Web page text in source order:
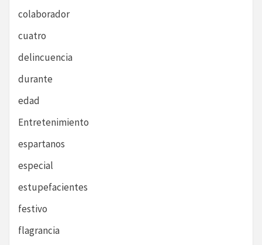
colaborador
cuatro
delincuencia
durante
edad
Entretenimiento
espartanos
especial
estupefacientes
festivo
flagrancia